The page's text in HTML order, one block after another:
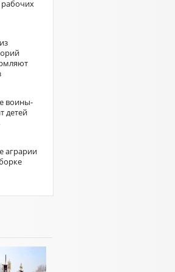
рабочих
воины-
детей
аграрии